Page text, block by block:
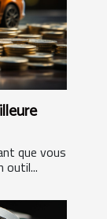
que vous
outil...